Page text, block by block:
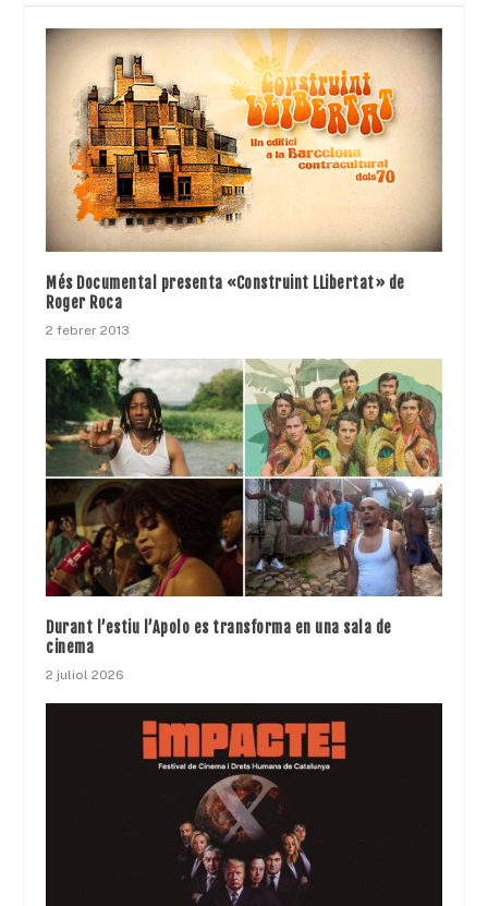
Més Documental presenta «Construint LLibertat» de
Roger Roca
2 febrer 2013
Durant l’estiu l’Apolo es transforma en una sala de
cinema
2 juliol 2026